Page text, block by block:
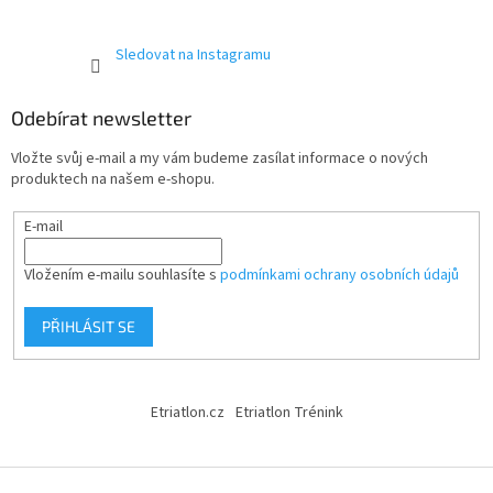
Sledovat na Instagramu
Odebírat newsletter
Vložte svůj e-mail a my vám budeme zasílat informace o nových
produktech na našem e-shopu.
E-mail
Vložením e-mailu souhlasíte s podmínkami ochrany osobních údajů
PŘIHLÁSIT SE
Etriatlon.cz Etriatlon Trénink